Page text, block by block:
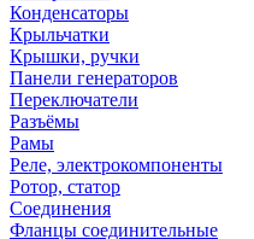
Конденсаторы
Крыльчатки
Крышки, ручки
Панели генераторов
Переключатели
Разъёмы
Рамы
Реле, электрокомпоненты
Ротор, статор
Соединения
Фланцы соединительные